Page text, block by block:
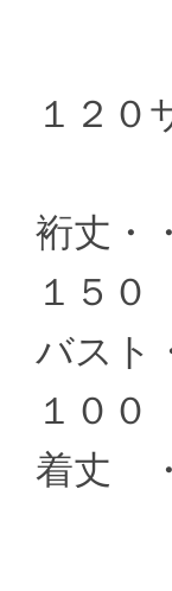
１２
裄丈
１５０
バス
１００
着丈